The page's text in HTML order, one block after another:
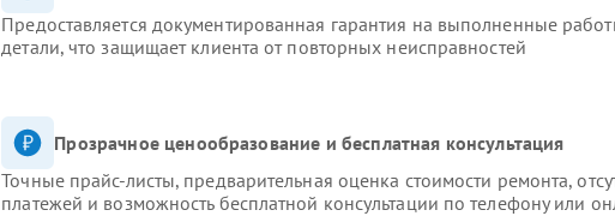
Предоставляется документированная гарантия на выполненные
детали, что защищает клиента от повторных неисправностей
Прозрачное ценообразование и бесплатная консультация
Точные прайс-листы, предварительная оценка стоимости ремонта,
платежей и возможность бесплатной консультации по телефону или